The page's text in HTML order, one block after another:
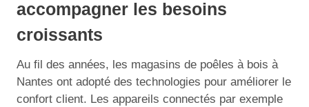
accompagner les besoins
croissants
Au fil des années, les magasins de poêles à bois à
Nantes ont adopté des technologies pour améliorer le
confort client. Les appareils connectés par exemple